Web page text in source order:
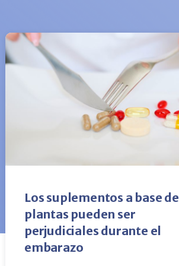
Los suplementos a base de
plantas pueden ser
perjudiciales durante el
embarazo